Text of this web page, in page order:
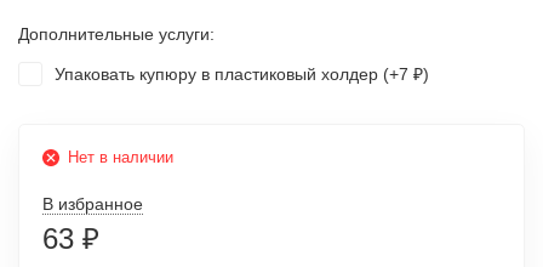
Дополнительные услуги:
Упаковать купюру в пластиковый холдер (+7 ₽)
Нет в наличии
В избранное
63 ₽